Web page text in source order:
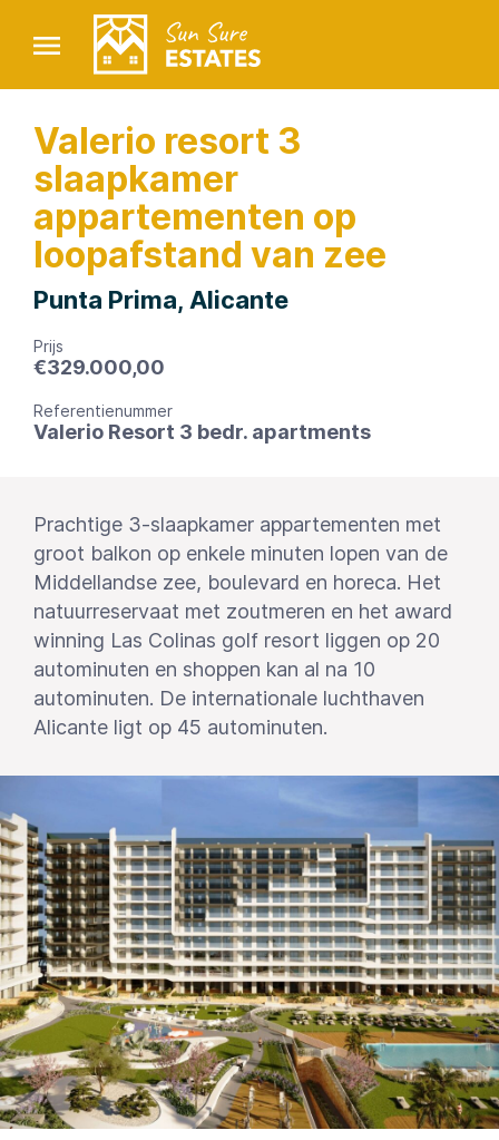
Valerio resort 3
slaapkamer
appartementen op
loopafstand van zee
Punta Prima, Alicante
Prijs
€329.000,00
Referentienummer
Valerio Resort 3 bedr. apartments
Prachtige 3-slaapkamer appartementen met
groot balkon op enkele minuten lopen van de
Middellandse zee, boulevard en horeca. Het
natuurreservaat met zoutmeren en het award
winning Las Colinas golf resort liggen op 20
autominuten en shoppen kan al na 10
autominuten. De internationale luchthaven
Alicante ligt op 45 autominuten.